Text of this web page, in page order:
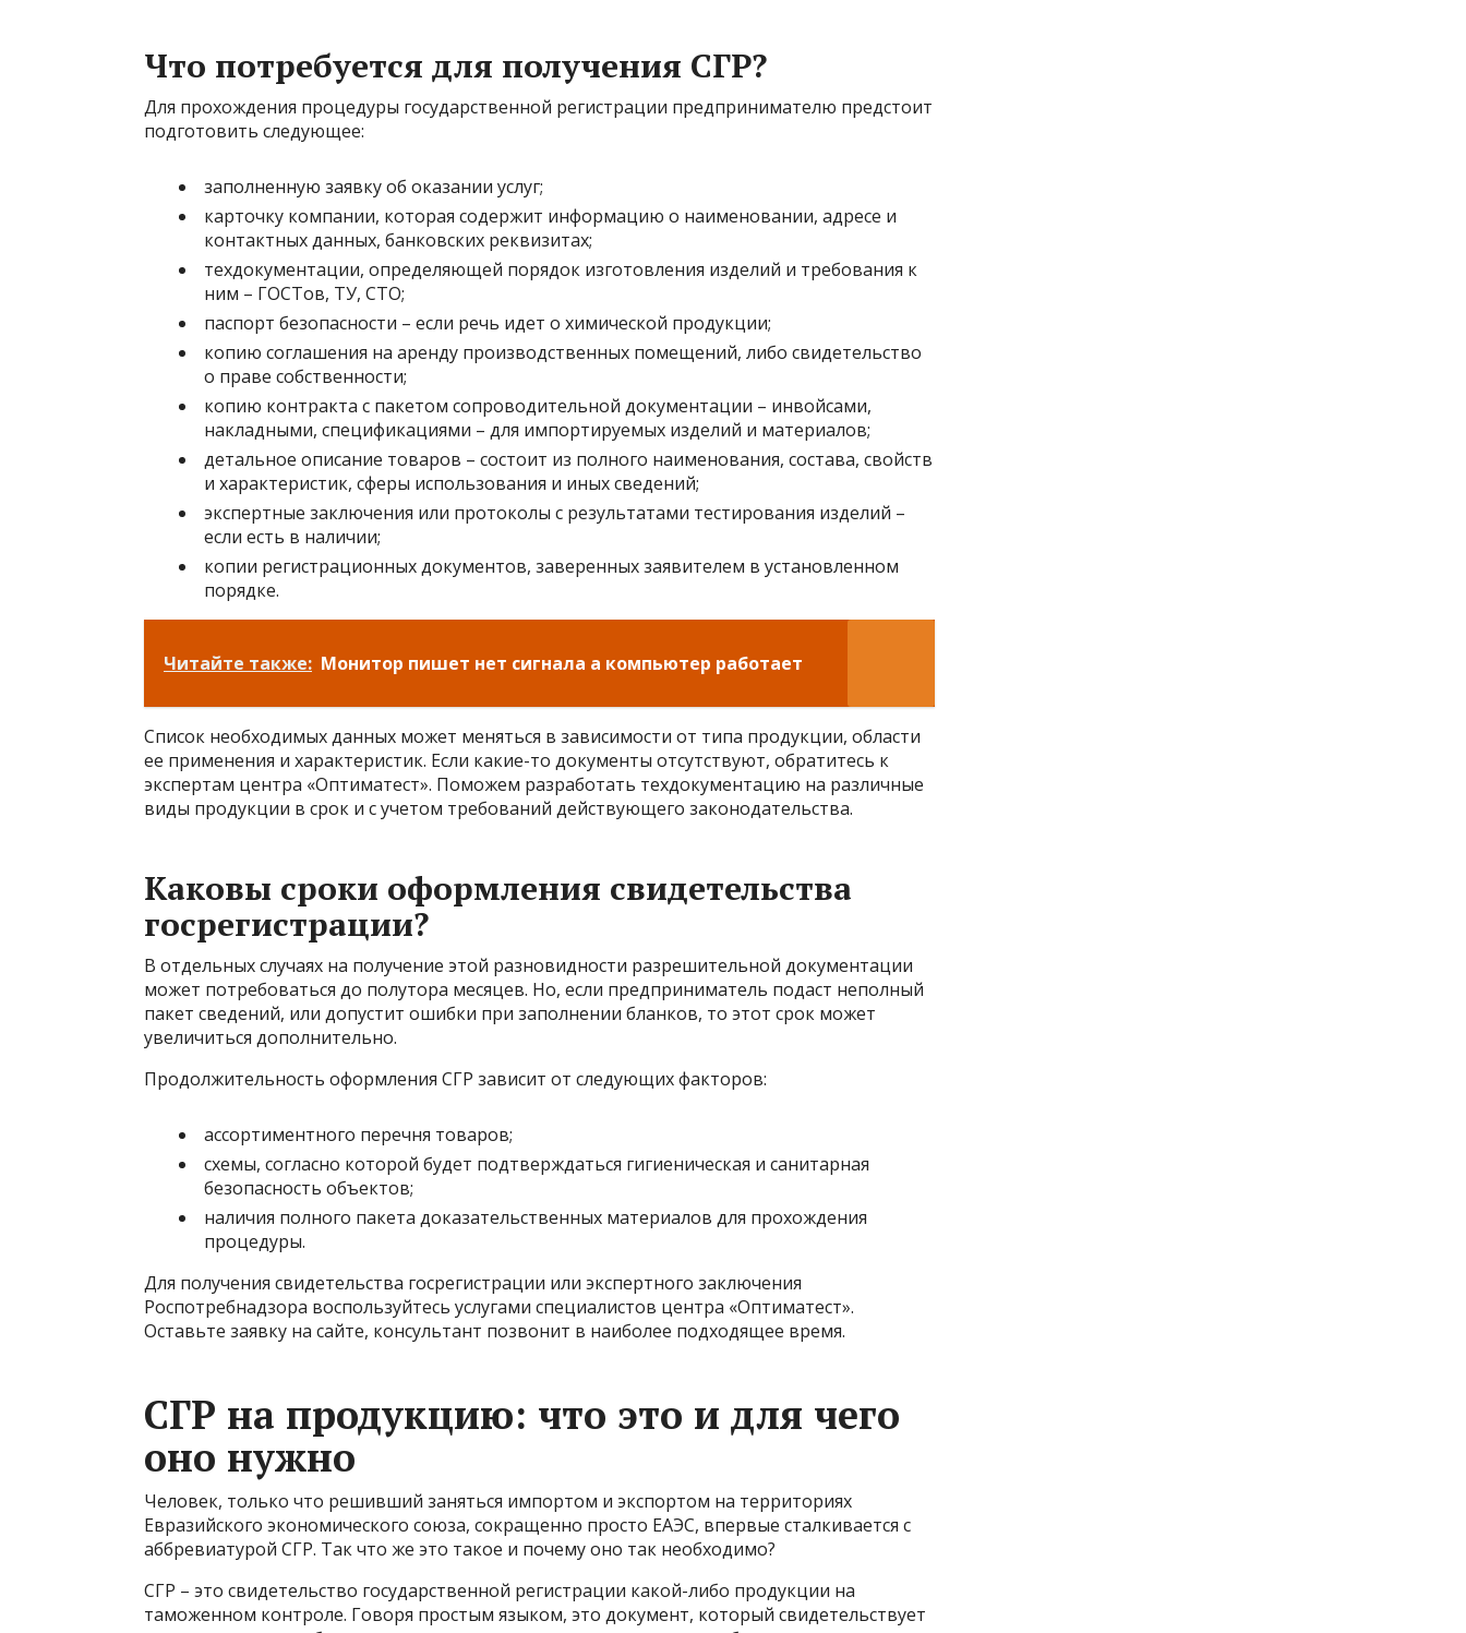
Что потребуется для получения СГР?
Для прохождения процедуры государственной регистрации предпринимателю предстоит
подготовить следующее:
заполненную заявку об оказании услуг;
карточку компании, которая содержит информацию о наименовании, адресе и
контактных данных, банковских реквизитах;
техдокументации, определяющей порядок изготовления изделий и требования к
ним – ГОСТов, ТУ, СТО;
паспорт безопасности – если речь идет о химической продукции;
копию соглашения на аренду производственных помещений, либо свидетельство
о праве собственности;
копию контракта с пакетом сопроводительной документации – инвойсами,
накладными, спецификациями – для импортируемых изделий и материалов;
детальное описание товаров – состоит из полного наименования, состава, свойств
и характеристик, сферы использования и иных сведений;
экспертные заключения или протоколы с результатами тестирования изделий –
если есть в наличии;
копии регистрационных документов, заверенных заявителем в установленном
порядке.
Читайте также: Монитор пишет нет сигнала а компьютер работает
Список необходимых данных может меняться в зависимости от типа продукции, области
ее применения и характеристик. Если какие-то документы отсутствуют, обратитесь к
экспертам центра «Оптиматест». Поможем разработать техдокументацию на различные
виды продукции в срок и с учетом требований действующего законодательства.
Каковы сроки оформления свидетельства
госрегистрации?
В отдельных случаях на получение этой разновидности разрешительной документации
может потребоваться до полутора месяцев. Но, если предприниматель подаст неполный
пакет сведений, или допустит ошибки при заполнении бланков, то этот срок может
увеличиться дополнительно.
Продолжительность оформления СГР зависит от следующих факторов:
ассортиментного перечня товаров;
схемы, согласно которой будет подтверждаться гигиеническая и санитарная
безопасность объектов;
наличия полного пакета доказательственных материалов для прохождения
процедуры.
Для получения свидетельства госрегистрации или экспертного заключения
Роспотребнадзора воспользуйтесь услугами специалистов центра «Оптиматест».
Оставьте заявку на сайте, консультант позвонит в наиболее подходящее время.
СГР на продукцию: что это и для чего
оно нужно
Человек, только что решивший заняться импортом и экспортом на территориях
Евразийского экономического союза, сокращенно просто ЕАЭС, впервые сталкивается с
аббревиатурой СГР. Так что же это такое и почему оно так необходимо?
СГР – это свидетельство государственной регистрации какой-либо продукции на
таможенном контроле. Говоря простым языком, это документ, который свидетельствует